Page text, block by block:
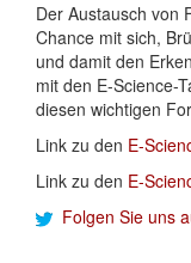
Der Austausch von
Chance mit sich,
und damit den
mit den E-Science-
diesen wichtigen
Link zu den E-
Link zu den E-
Folgen Sie uns